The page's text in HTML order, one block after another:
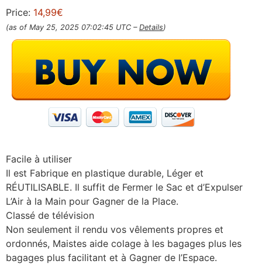
Price: 14,99€
(as of May 25, 2025 07:02:45 UTC – Details)
Facile à utiliser
Il est Fabrique en plastique durable, Léger et
RÉUTILISABLE. Il suffit de Fermer le Sac et d’Expulser
L’Air à la Main pour Gagner de la Place.
Classé de télévision
Non seulement il rendu vos vêlements propres et
ordonnés, Maistes aide colage à les bagages plus les
bagages plus facilitant et à Gagner de l’Espace.